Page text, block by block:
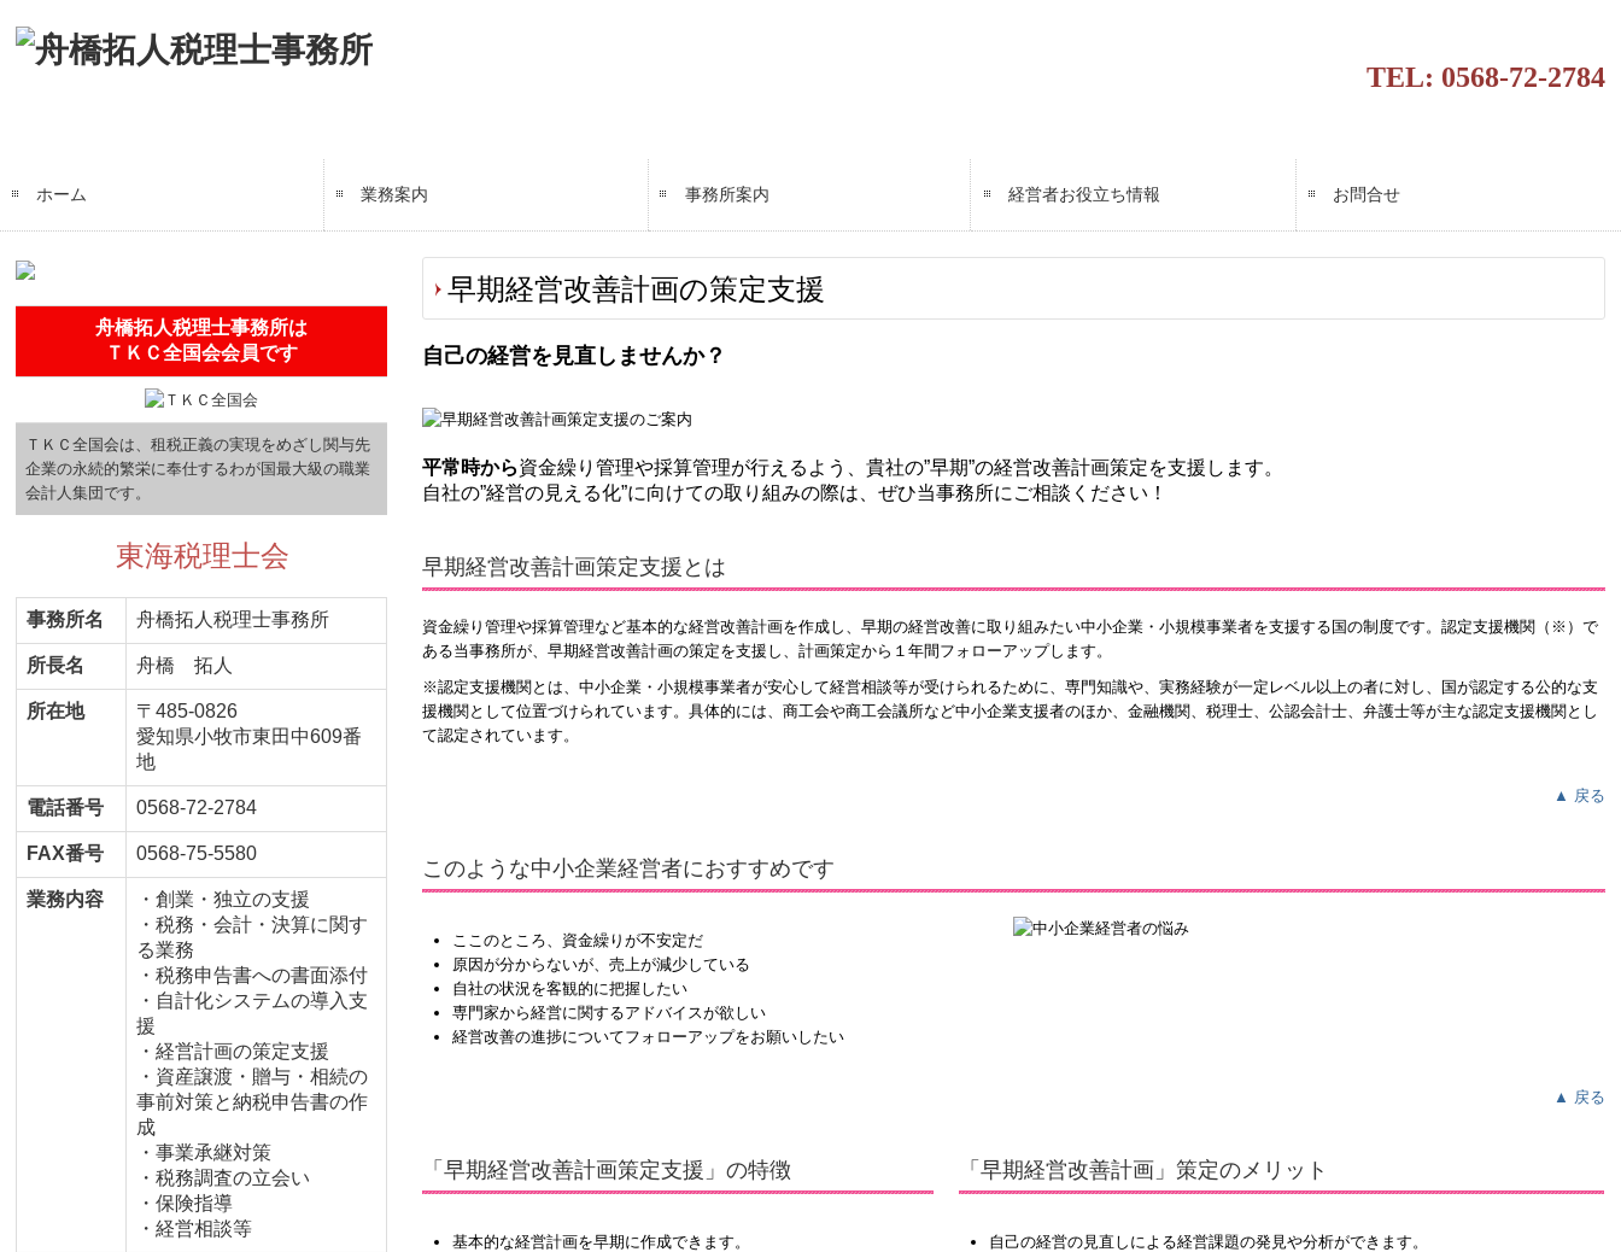
TEL: 0568-72-2784
ホーム 業務案内
黒字化支援
毎月、貴社を訪問します
創業の夢をお手伝いします
円満な相続・事業承継を支援
事務所案内 経営者お役立ち情報
経営者オススメ情報
税務カレンダー
お問合せ
舟橋拓人税理士事務所は
ＴＫＣ全国会会員です
ＴＫＣ全国会は、租税正義の実現をめざし関与先
企業の永続的繁栄に奉仕するわが国最大級の職業
会計人集団です。
東海税理士会
事務所名 舟橋拓人税理士事務所
所長名 舟橋 拓人
所在地
〒485-0826
愛知県小牧市東田中609番
地
電話番号 0568-72-2784
FAX番号 0568-75-5580
業務内容
・創業・独立の支援
・税務・会計・決算に関す
る業務
・税務申告書への書面添付
・自計化システムの導入支
援
・経営計画の策定支援
・資産譲渡・贈与・相続の
事前対策と納税申告書の作
成
・事業承継対策
・税務調査の立会い
・保険指導
・経営相談等
早期経営改善計画の策定支援
自己の経営を見直しませんか？
平常時から資金繰り管理や採算管理が行えるよう、貴社の”早期”の経営改善計画策定を支援します。
自社の”経営の見える化”に向けての取り組みの際は、ぜひ当事務所にご相談ください！
早期経営改善計画策定支援とは
資金繰り管理や採算管理など基本的な経営改善計画を作成し、早期の経営改善に取り組みたい中小企業・小規模事業者を支援する国の制度です。認定支援機関（※）で
ある当事務所が、早期経営改善計画の策定を支援し、計画策定から１年間フォローアップします。
※認定支援機関とは、中小企業・小規模事業者が安心して経営相談等が受けられるために、専門知識や、実務経験が一定レベル以上の者に対し、国が認定する公的な支
援機関として位置づけられています。具体的には、商工会や商工会議所など中小企業支援者のほか、金融機関、税理士、公認会計士、弁護士等が主な認定支援機関とし
て認定されています。
▲ 戻る
このような中小企業経営者におすすめです
ここのところ、資金繰りが不安定だ
原因が分からないが、売上が減少している
自社の状況を客観的に把握したい
専門家から経営に関するアドバイスが欲しい
経営改善の進捗についてフォローアップをお願いしたい
▲ 戻る
「早期経営改善計画策定支援」の特徴
基本的な経営計画を早期に作成できます。
「早期経営改善計画」策定のメリット
自己の経営の見直しによる経営課題の発見や分析ができます。